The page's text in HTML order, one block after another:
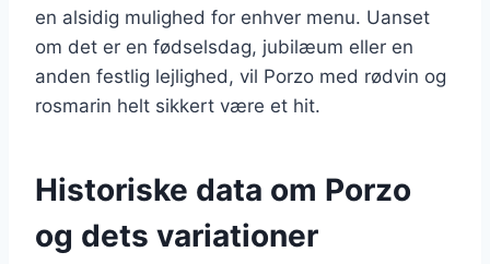
en alsidig mulighed for enhver menu. Uanset
om det er en fødselsdag, jubilæum eller en
anden festlig lejlighed, vil Porzo med rødvin og
rosmarin helt sikkert være et hit.
Historiske data om Porzo
og dets variationer